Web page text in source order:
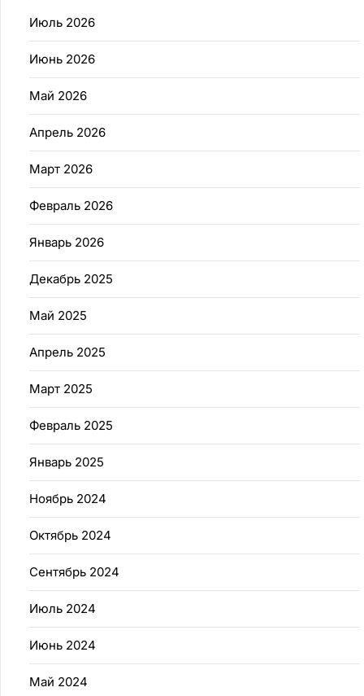
Июль 2026
Июнь 2026
Май 2026
Апрель 2026
Март 2026
Февраль 2026
Январь 2026
Декабрь 2025
Май 2025
Апрель 2025
Март 2025
Февраль 2025
Январь 2025
Ноябрь 2024
Октябрь 2024
Сентябрь 2024
Июль 2024
Июнь 2024
Май 2024